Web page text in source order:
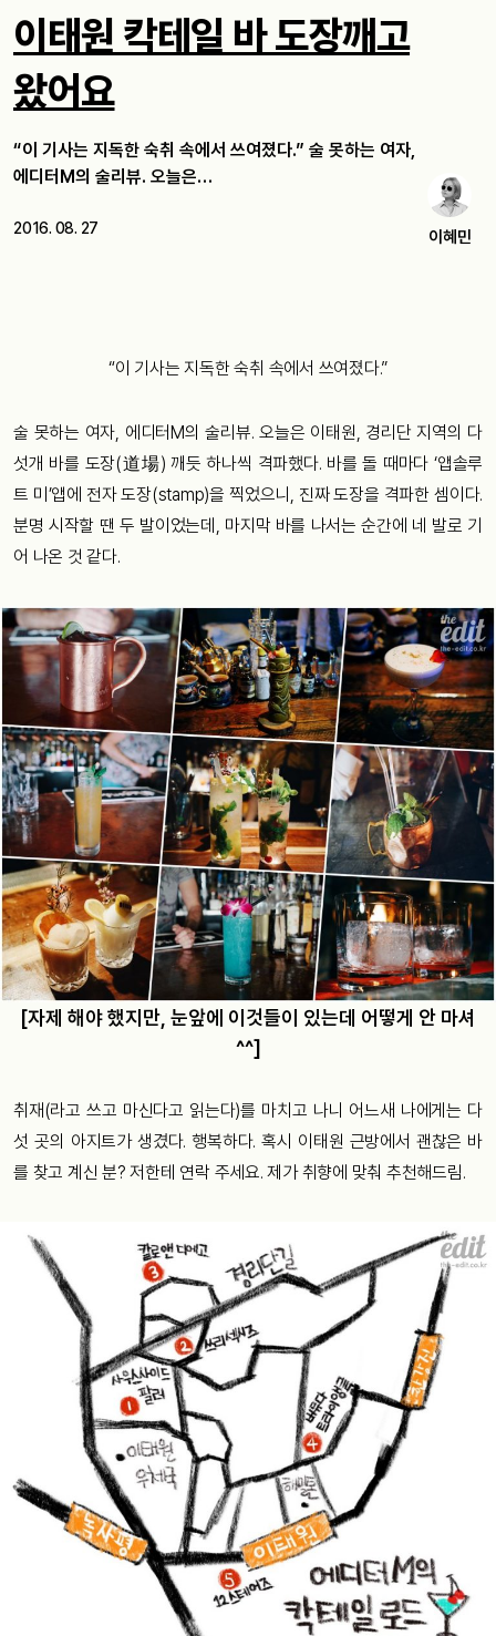
이태원 칵테일 바 도장깨고
왔어요
“이 기사는 지독한 숙취 속에서 쓰여졌다.” 술 못하는 여자,
에디터M의 술리뷰. 오늘은…
2016. 08. 27 이혜민
“이 기사는 지독한 숙취 속에서 쓰여졌다.”
술 못하는 여자, 에디터M의 술리뷰. 오늘은 이태원, 경리단 지역의 다
섯개 바를 도장(道場) 깨듯 하나씩 격파했다. 바를 돌 때마다 ‘앱솔루
트 미’앱에 전자 도장(stamp)을 찍었으니, 진짜 도장을 격파한 셈이다.
분명 시작할 땐 두 발이었는데, 마지막 바를 나서는 순간에 네 발로 기
어 나온 것 같다.
[자제 해야 했지만, 눈앞에 이것들이 있는데 어떻게 안 마셔
^^]
취재(라고 쓰고 마신다고 읽는다)를 마치고 나니 어느새 나에게는 다
섯 곳의 아지트가 생겼다. 행복하다. 혹시 이태원 근방에서 괜찮은 바
를 찾고 계신 분? 저한테 연락 주세요. 제가 취향에 맞춰 추천해드림.